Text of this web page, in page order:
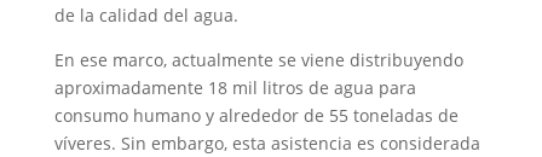
de la calidad del agua.
En ese marco, actualmente se viene distribuyendo
aproximadamente 18 mil litros de agua para
consumo humano y alrededor de 55 toneladas de
víveres. Sin embargo, esta asistencia es considerada